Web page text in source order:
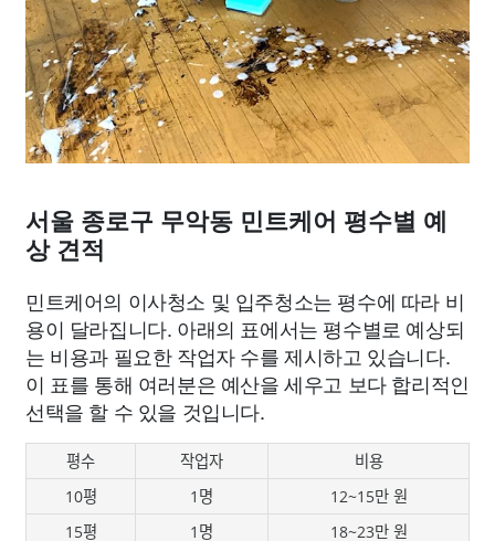
서울 종로구 무악동 민트케어 평수별 예
상 견적
민트케어의 이사청소 및 입주청소는 평수에 따라 비
용이 달라집니다. 아래의 표에서는 평수별로 예상되
는 비용과 필요한 작업자 수를 제시하고 있습니다.
이 표를 통해 여러분은 예산을 세우고 보다 합리적인
선택을 할 수 있을 것입니다.
평수 작업자
비용
10평
1명
12~15만 원
15평
1명 18~23만 원